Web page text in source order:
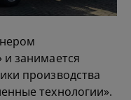
и занимается
производства
технологии».